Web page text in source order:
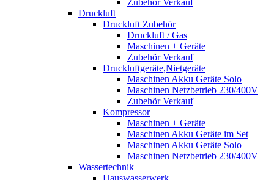
Zubehör Verkauf
Druckluft
Druckluft Zubehör
Druckluft / Gas
Maschinen + Geräte
Zubehör Verkauf
Druckluftgeräte,Nietgeräte
Maschinen Akku Geräte Solo
Maschinen Netzbetrieb 230/400V
Zubehör Verkauf
Kompressor
Maschinen + Geräte
Maschinen Akku Geräte im Set
Maschinen Akku Geräte Solo
Maschinen Netzbetrieb 230/400V
Wassertechnik
Hauswasserwerk